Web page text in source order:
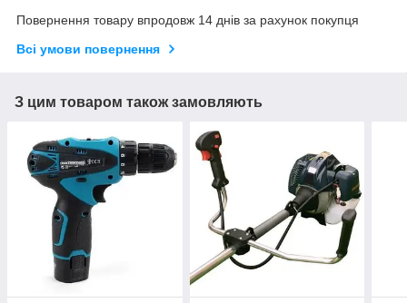
Повернення товару впродовж 14 днів за рахунок покупця
Всі умови повернення
З цим товаром також замовляють